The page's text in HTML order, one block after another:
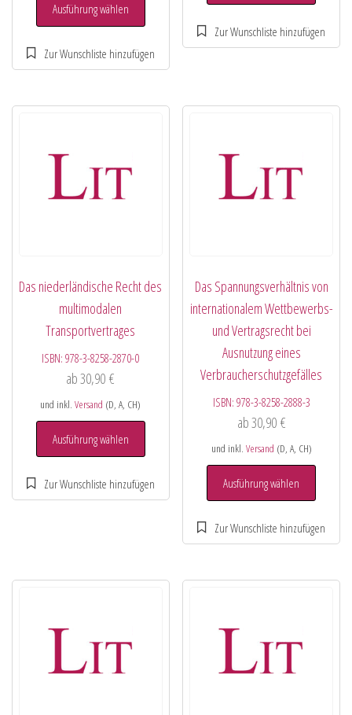
Ausführung wählen
Das niederländische Recht des
multimodalen
Transportvertrages
ISBN:978-3-8258-2870-0
ab30,90€
und inkl.Versand (D, A, CH)
Ausführung wählen
Das Spannungsverhältnis von
internationalem Wettbewerbs-
und Vertragsrecht bei
Ausnutzung eines
Verbraucherschutzgefälles
ISBN: 978-3-8258-2888-3
ab30,90 €
und inkl. Versand (D, A, CH)
Ausführung wählen